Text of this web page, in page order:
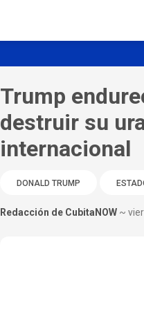
Trump
destruir su
internacional
DONALD TRUMP
Redacción de CubitaNOW ~